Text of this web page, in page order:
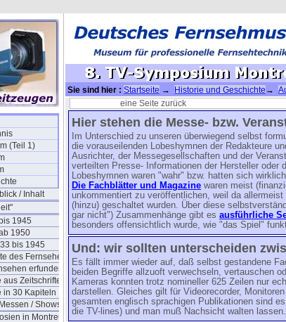
(Teil 1)
/ Inhalt
1945
1950
bis 1945
des Fernsehens
erfunden?
Zeitschriften
in 30 Kapiteln
/ Shows
in Montreux
Sie sind hier : Startseite → Historie und Geschichte →
Symposien in Montreux→ 8. TV-Symposium Montreux
eine Seite zurück
Hier stehen die Messe- bzw.
Im Unterschied zu unseren überwiegend selbst
die vorauseilenden Lobeshymnen der Redakteure
Ausrichter, der Messegesellschaften und der
verteilten Presse- Informationen der Hersteller oder
Lobeshymnen waren "wahr" bzw. hatten sich
Die Fachblätter und Magazine waren meist
unkommentiert zu veröffentlichen, weil da
(hinzu) geschaltet wurden. Über diese
gar nicht") Zusammenhänge gibt es ausführliche
besonders offensichtlich wurde, wie "das Spiel"
Und: wir sollten unterscheiden
Es fällt immer wieder auf, daß selbst gestandene
beiden Begriffe allzuoft verwechseln, vertauschen
Kameras konnten trotz nomineller 625 Zeilen nur
darstellen. Gleiches gilt für Videorecorder,
gesamten englisch sprachigen Publikationen sind
die TV-lines) und man muß Nachsicht walten